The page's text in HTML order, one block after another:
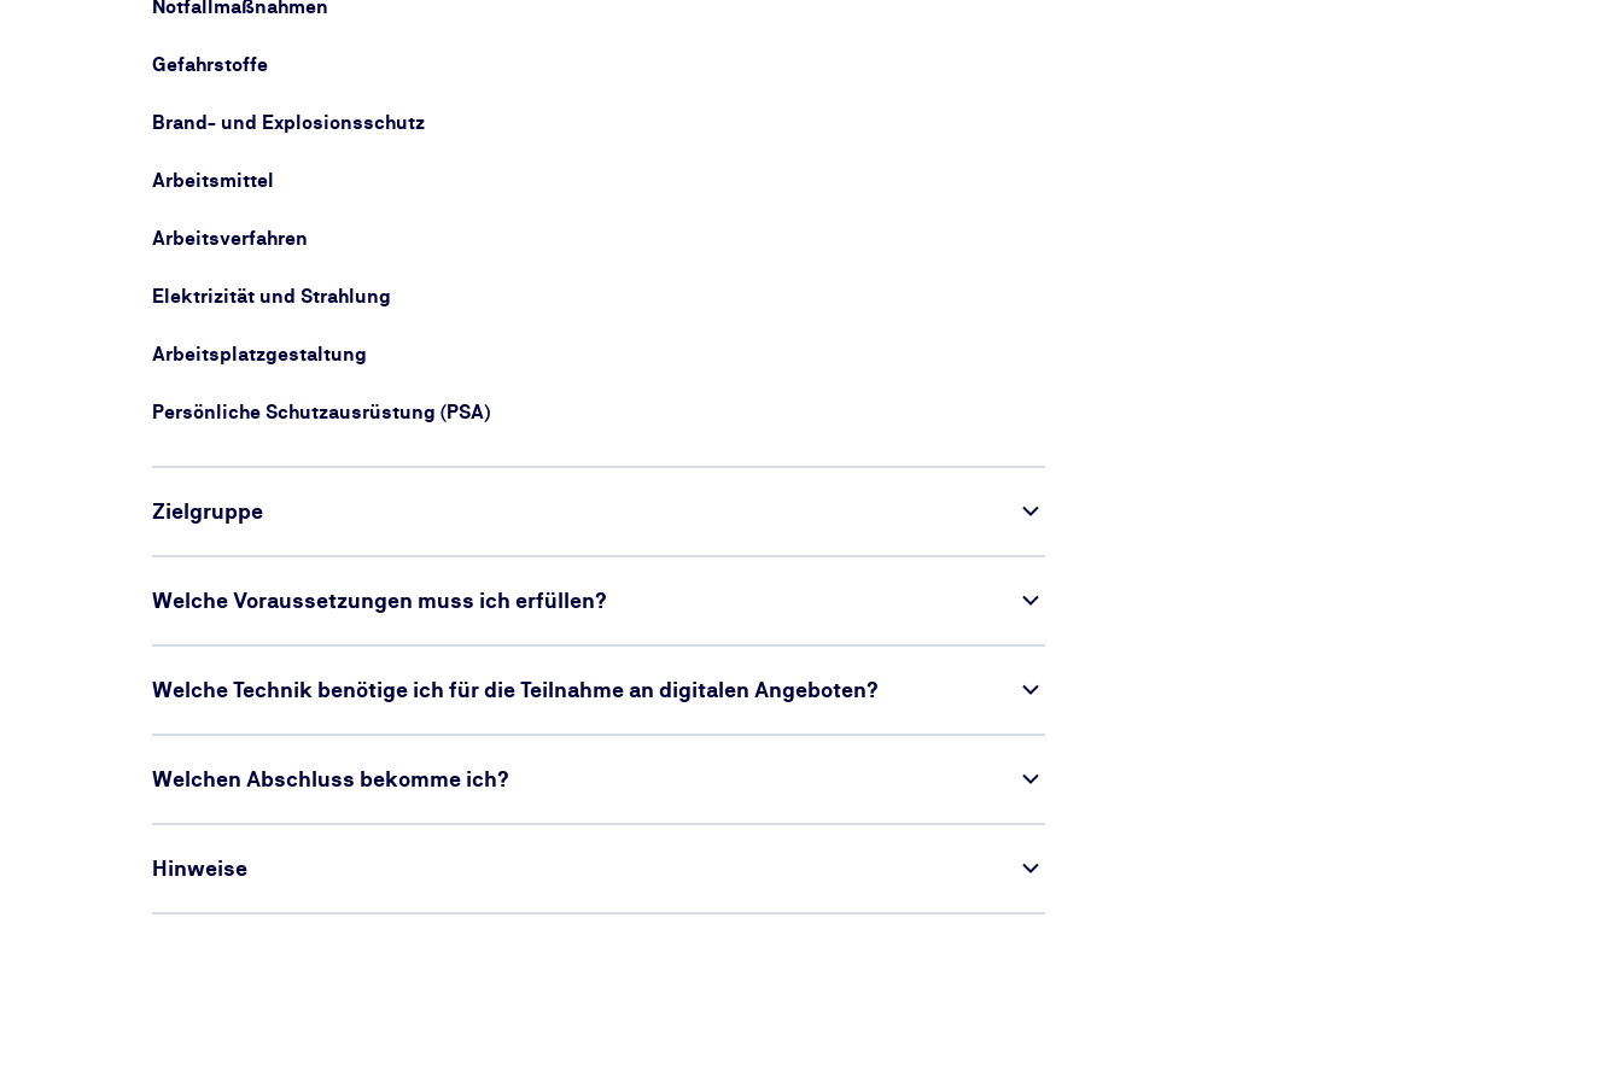
Notfallmaßnahmen
Gefahrstoffe
Brand- und Explosionsschutz
Arbeitsmittel
Arbeitsverfahren
Elektrizität und Strahlung
Arbeitsplatzgestaltung
Persönliche Schutzausrüstung (PSA)
Zielgruppe
Welche Voraussetzungen muss ich erfüllen?
Welche Technik benötige ich für die Teilnahme an digitalen Angeboten?
Welchen Abschluss bekomme ich?
Hinweise